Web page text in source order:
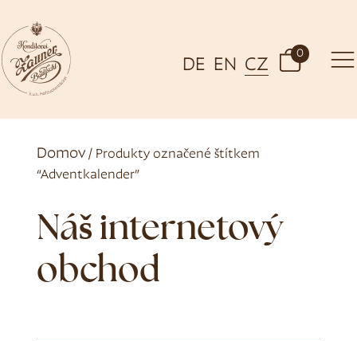
DE EN CZ
0
Domov/ Produkty označené štítkem
“Adventkalender”
Náš internetový
obchod